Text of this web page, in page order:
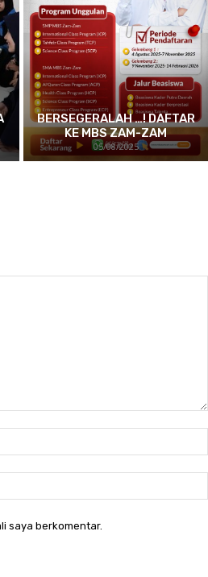
BERSEGERALAH …! DAFTAR
KE MBS ZAM-ZAM
05/08/2025
saya berkomentar.